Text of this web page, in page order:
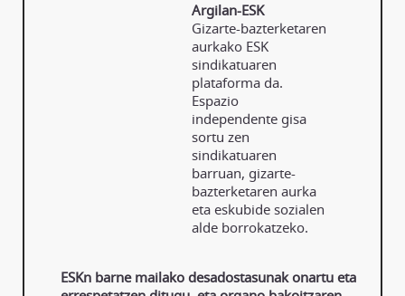
Argilan-ESK
Gizarte-bazterketaren
aurkako ESK
sindikatuaren
plataforma da.
Espazio
independente gisa
sortu zen
sindikatuaren
barruan, gizarte-
bazterketaren aurka
eta eskubide sozialen
alde borrokatzeko.
ESKn barne mailako desadostasunak onartu eta